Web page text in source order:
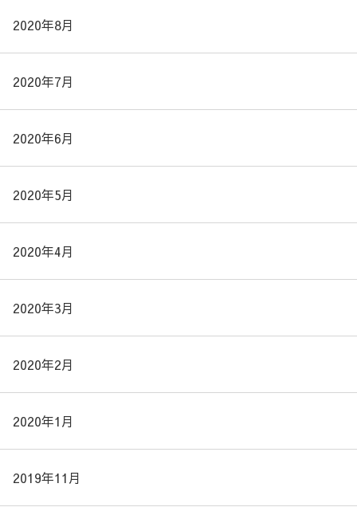
2020年8月
2020年7月
2020年6月
2020年5月
2020年4月
2020年3月
2020年2月
2020年1月
2019年11月